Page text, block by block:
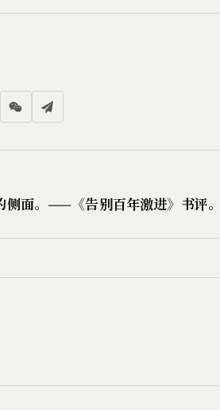
侧面。——《告别百年激进》书评